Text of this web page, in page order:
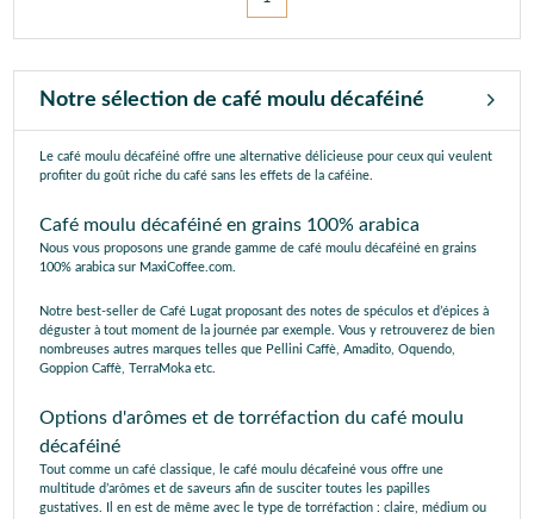
Notre sélection de café moulu décaféiné
Le café moulu décaféiné offre une alternative délicieuse pour ceux qui veulent
profiter du goût riche du café sans les effets de la caféine.
Café moulu décaféiné en grains 100% arabica
Nous vous proposons une grande gamme de café moulu décaféiné en grains
100% arabica sur MaxiCoffee.com.
Notre best-seller de Café Lugat proposant des notes de spéculos et d’épices à
déguster à tout moment de la journée par exemple. Vous y retrouverez de bien
nombreuses autres marques telles que Pellini Caffè, Amadito, Oquendo,
Goppion Caffè, TerraMoka etc.
Options d'arômes et de torréfaction du café moulu
décaféiné
Tout comme un café classique, le café moulu décafeiné vous offre une
multitude d’arômes et de saveurs afin de susciter toutes les papilles
gustatives. Il en est de même avec le type de torréfaction : claire, médium ou